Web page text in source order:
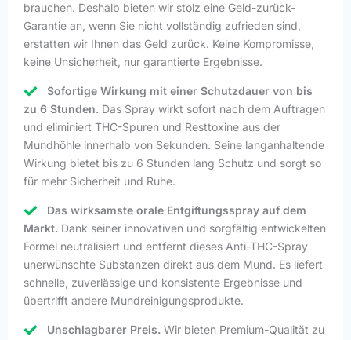
brauchen. Deshalb bieten wir stolz eine Geld-zurück-
Garantie an, wenn Sie nicht vollständig zufrieden sind,
erstatten wir Ihnen das Geld zurück. Keine Kompromisse,
keine Unsicherheit, nur garantierte Ergebnisse.
Sofortige Wirkung mit einer Schutzdauer von bis
zu 6 Stunden. Das Spray wirkt sofort nach dem Auftragen
und eliminiert THC-Spuren und Resttoxine aus der
Mundhöhle innerhalb von Sekunden. Seine langanhaltende
Wirkung bietet bis zu 6 Stunden lang Schutz und sorgt so
für mehr Sicherheit und Ruhe.
Das wirksamste orale Entgiftungsspray auf dem
Markt. Dank seiner innovativen und sorgfältig entwickelten
Formel neutralisiert und entfernt dieses Anti-THC-Spray
unerwünschte Substanzen direkt aus dem Mund. Es liefert
schnelle, zuverlässige und konsistente Ergebnisse und
übertrifft andere Mundreinigungsprodukte.
Unschlagbarer Preis. Wir bieten Premium-Qualität zu